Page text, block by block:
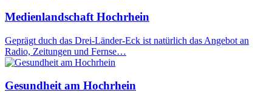
Medienlandschaft Hochrhein
Geprägt duch das Drei-Länder-Eck ist natürlich das Angebot an
Radio, Zeitungen und Fernse…
Gesundheit am Hochrhein